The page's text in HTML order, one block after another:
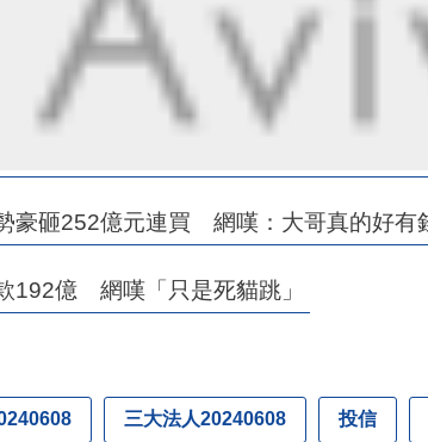
豪砸252億元連買 網嘆：大哥真的好有
192億 網嘆「只是死貓跳」
三大法人20240608 投信